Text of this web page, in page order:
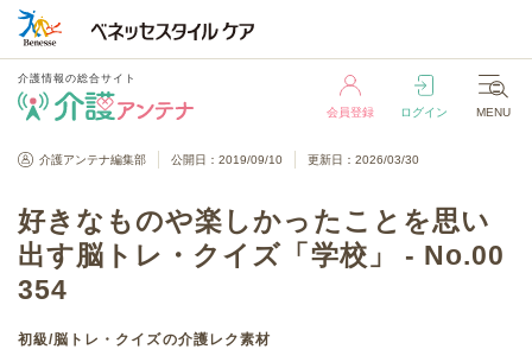
介護情報の総合サイト
会員登録 ログイン MENU
介護情報の総合サイト
介護アンテナ編集部 公開日：2019/09/10 更新日：2026/03/30
好きなものや楽しかったことを思い
出す脳トレ・クイズ「学校」 - No.00
354
初級/脳トレ・クイズの介護レク素材